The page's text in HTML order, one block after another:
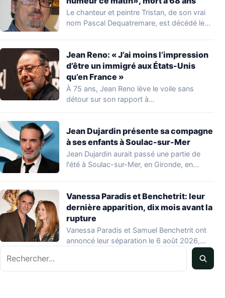
Le chanteur et peintre Tristan, de son vrai
nom Pascal Dequatremare, est décédé le…
Jean Reno: « J’ai moins l’impression
d’être un immigré aux États-Unis
qu’en France »
À 75 ans, Jean Reno lève le voile sans
détour sur son rapport à…
Jean Dujardin présente sa compagne
à ses enfants à Soulac-sur-Mer
Jean Dujardin aurait passé une partie de
l'été à Soulac-sur-Mer, en Gironde, en
Vanessa Paradis et Benchetrit: leur
dernière apparition, dix mois avant la
rupture
Vanessa Paradis et Samuel Benchetrit ont
annoncé leur séparation le 6 août 2026,
Rechercher